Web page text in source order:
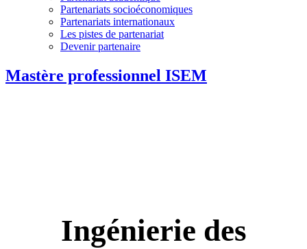
Partenariats socioéconomiques
Partenariats internationaux
Les pistes de partenariat
Devenir partenaire
Mastère professionnel ISEM
Ingénierie des